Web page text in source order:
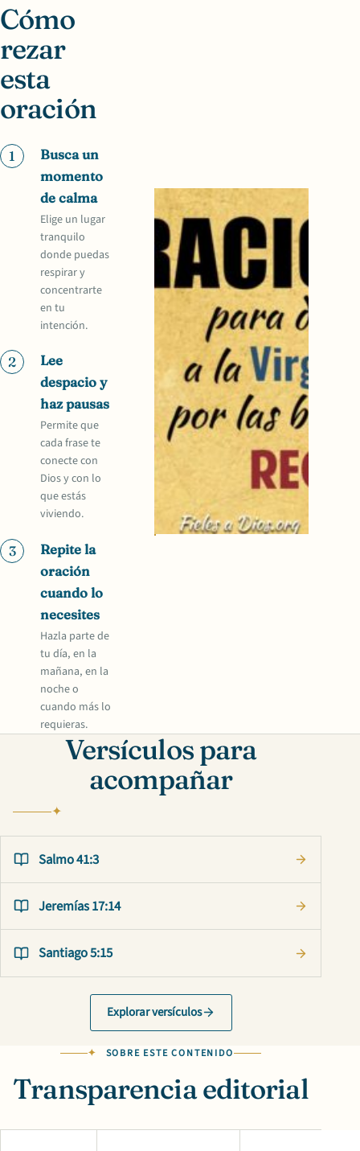
Cómo
rezar
esta
oración
1
Busca un
momento
de calma
Elige un lugar
tranquilo
donde puedas
respirar y
concentrarte
en tu
intención.
2
Lee
despacio y
haz pausas
Permite que
cada frase te
conecte con
Dios y con lo
que estás
viviendo.
3
Repite la
oración
cuando lo
necesites
Hazla parte de
tu día, en la
mañana, en la
noche o
cuando más lo
requieras.
Versículos para
acompañar
Salmo 41:3
Jeremías 17:14
Santiago 5:15
Explorar versículos
SOBRE ESTE CONTENIDO
Transparencia editorial